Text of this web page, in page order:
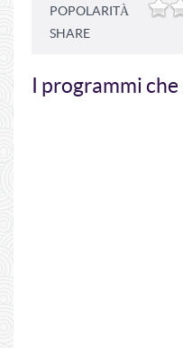
POPOLARITÀ
SHARE
I programmi